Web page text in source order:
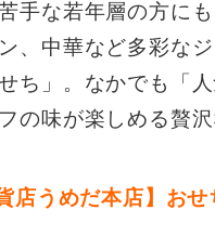
手な若年層の方に
、中華など多彩な
ち」。なかでも「
の味が楽しめる贅